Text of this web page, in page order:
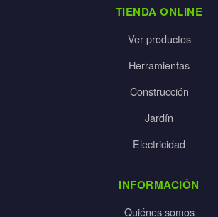
TIENDA ONLINE
Ver productos
Herramientas
Construcción
Jardín
Electricidad
INFORMACIÓN
Quiénes somos